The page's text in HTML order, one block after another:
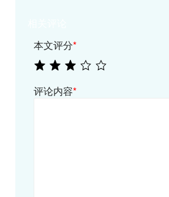
本文评分*
评论内容*